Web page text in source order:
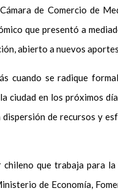
de Comercio de
que presentó a
abierto a nuevos
cuando se radique
ciudad en los próximos
de recursos y
que trabaja para
de Economía,